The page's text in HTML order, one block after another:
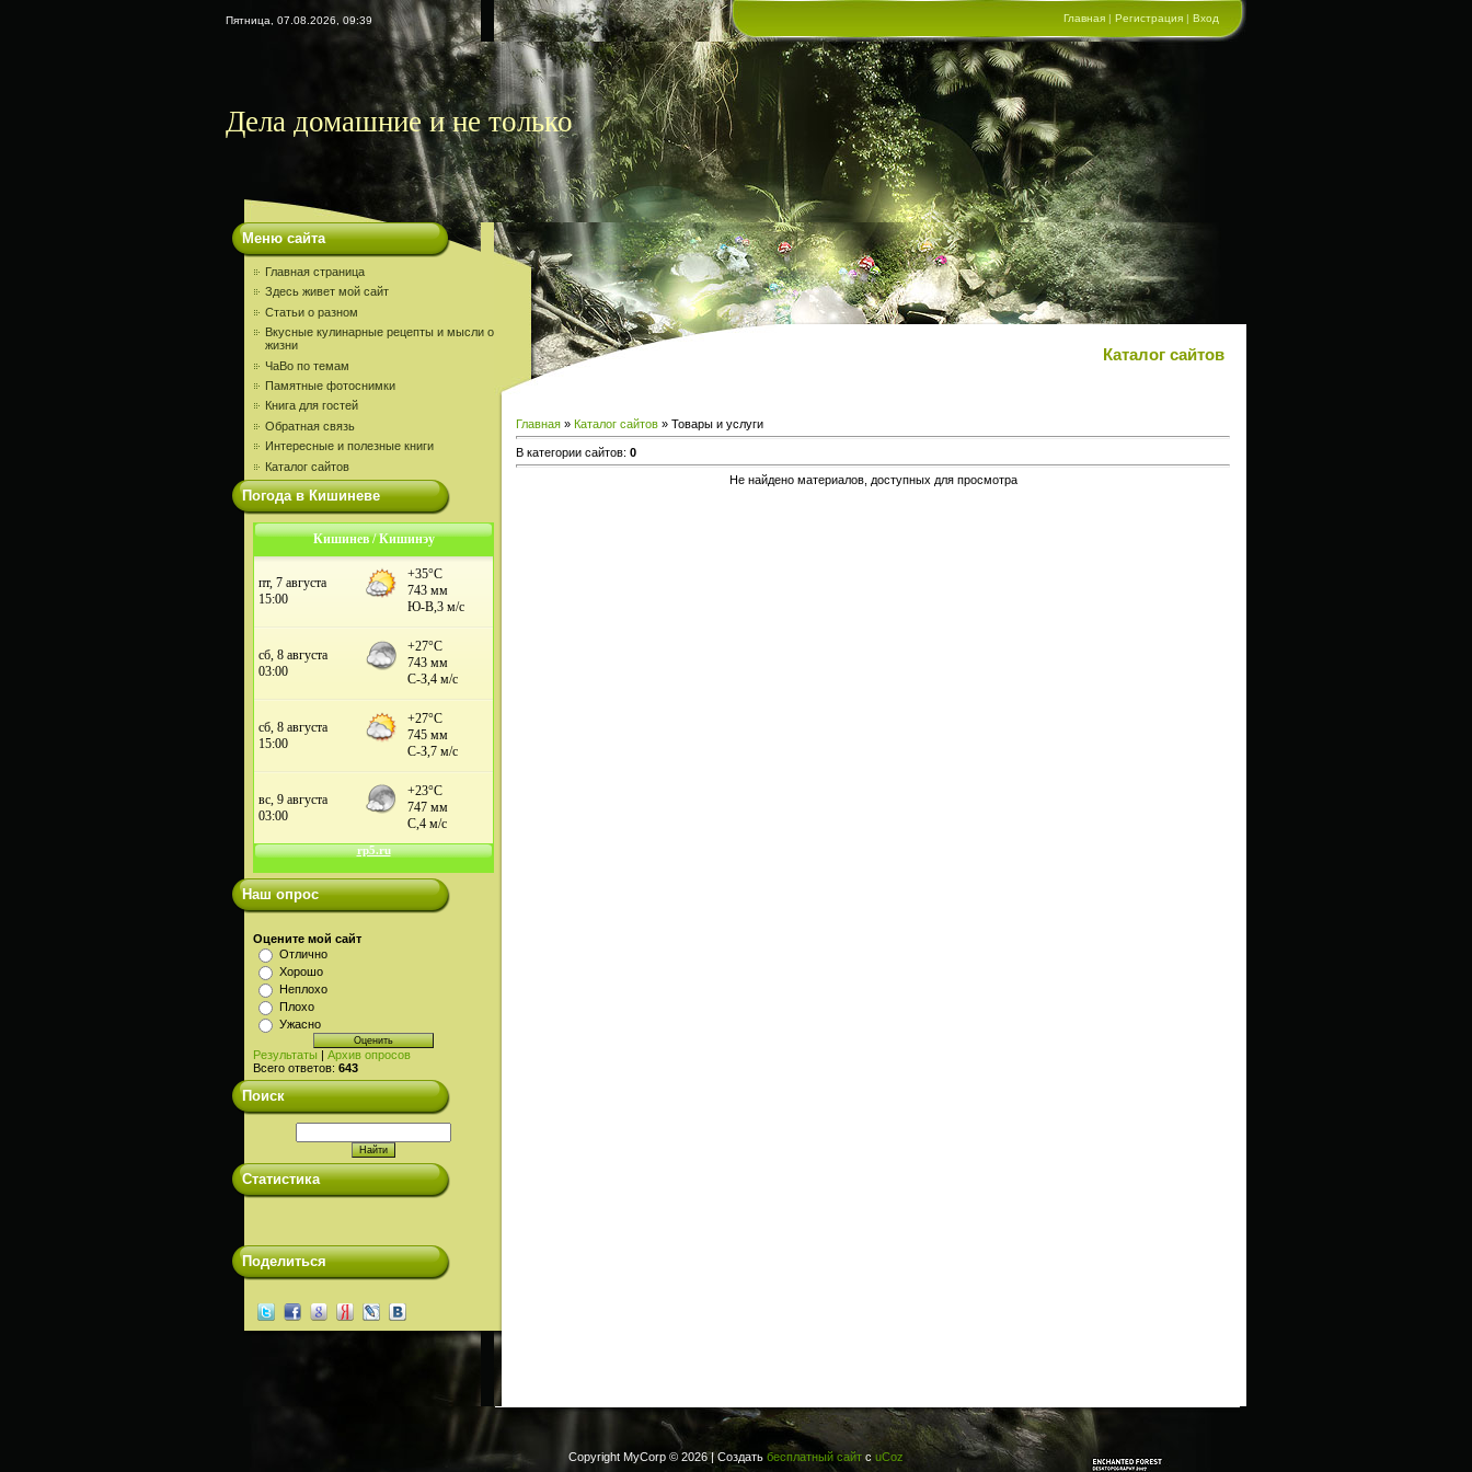
Пятница, 07.08.2026, 09:39 Главная | Регистрация | Вход
Дела домашние и не только
Меню сайта
Главная страница
Здесь живет мой сайт
Статьи о разном
Вкусные кулинарные рецепты и мысли о
жизни
ЧаВо по темам
Памятные фотоснимки
Книга для гостей
Обратная связь
Интересные и полезные книги
Каталог сайтов
Погода в Кишиневе
Кишинев / Кишинэу
Наш опрос
Оцените мой сайт
Отлично
Хорошо
Неплохо
Плохо
Ужасно
Результаты | Архив опросов
Всего ответов: 643
Поиск
Статистика
Поделиться
Каталог сайтов
Главная » Каталог сайтов » Товары и услуги
В категории сайтов: 0
Не найдено материалов, доступных для просмотра
Copyright MyCorp © 2026|Создать бесплатный сайт с uCoz